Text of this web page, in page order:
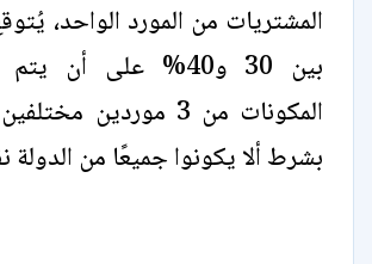
المشتريات من المورد الواحد،
بين 30 و40% على أن
المكونات من 3 موردين
بشرط ألا يكونوا جميعًا من الدولة